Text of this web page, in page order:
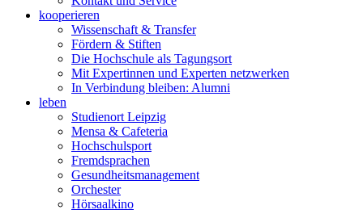
kooperieren
Wissenschaft & Transfer
Fördern & Stiften
Die Hochschule als Tagungsort
Mit Expertinnen und Experten netzwerken
In Verbindung bleiben: Alumni
leben
Studienort Leipzig
Mensa & Cafeteria
Hochschulsport
Fremdsprachen
Gesundheitsmanagement
Orchester
Hörsaalkino